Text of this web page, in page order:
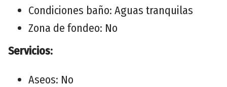
Condiciones baño: Aguas tranquilas
Zona de fondeo: No
Servicios:
Aseos: No